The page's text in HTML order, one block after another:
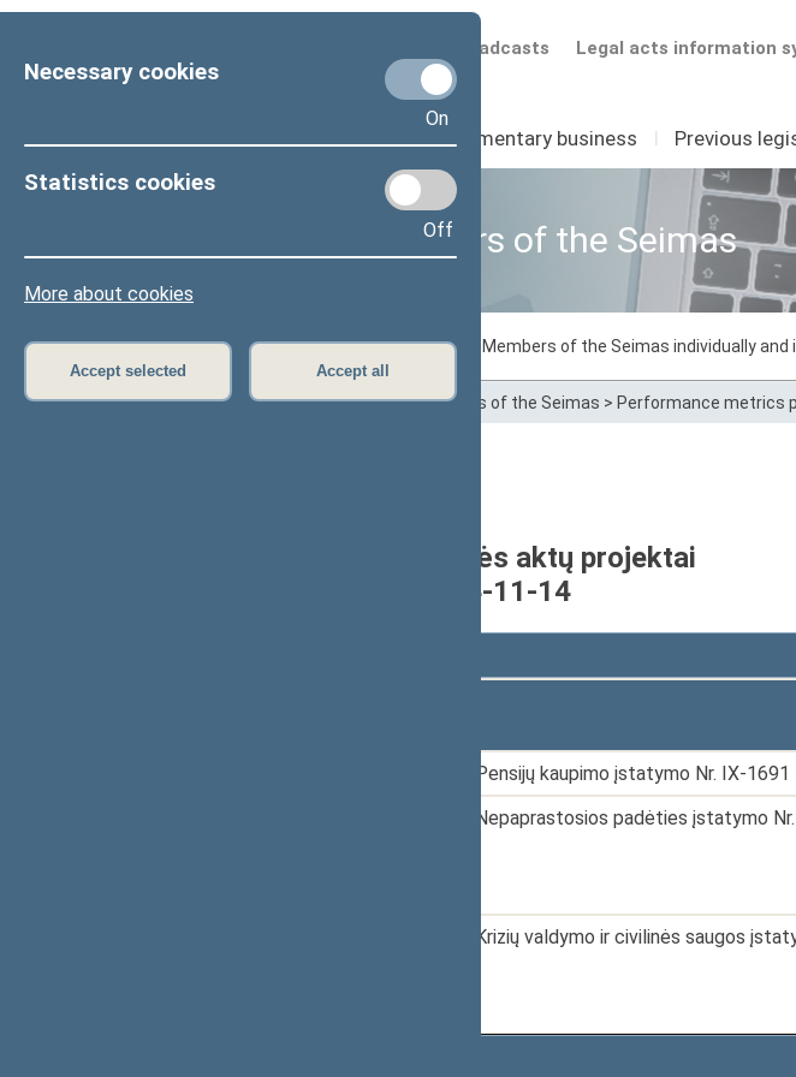
Necessary cookies
On
Statistics cookies
Off
More about cookies
Accept selected Accept all
Legal acts information
Scheduled broadcasts
Seimas I Parliamentary business I Previous
Business of Members of the Seimas
Voting records Draft laws initiated by Members of the Seimas individually and
Home>Statistics>Business of Members of the Seimas > Performance metrics
Individualiai pateikti teisės aktų projektai
nuo 2020-11-13 iki 2024-11-14
Pensijų kaupimo įstatymo Nr. IX-
Nepaprastosios padėties įstatymo
Krizių valdymo ir civilinės saugos